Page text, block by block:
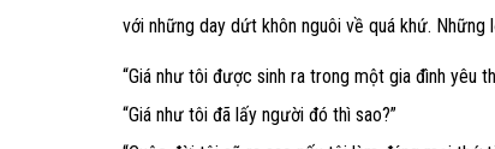
với những day dứt khôn nguôi về quá khứ. Những
“Giá như tôi được sinh ra trong một gia đình yêu
“Giá như tôi đã lấy người đó thì sao?”